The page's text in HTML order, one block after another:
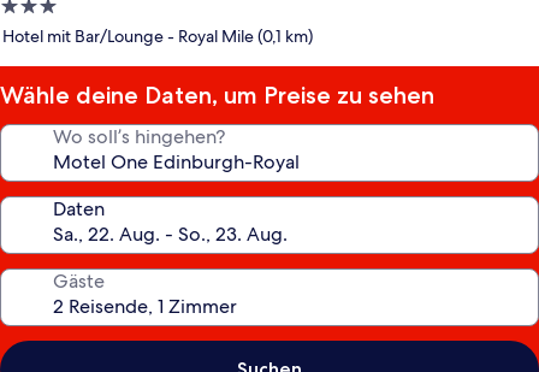
3.0-
Sterne-
Hotel mit Bar/Lounge - Royal Mile (0,1 km)
Wähle deine Daten, um Preise zu sehen
Wo soll’s hingehen?
Daten
Gäste